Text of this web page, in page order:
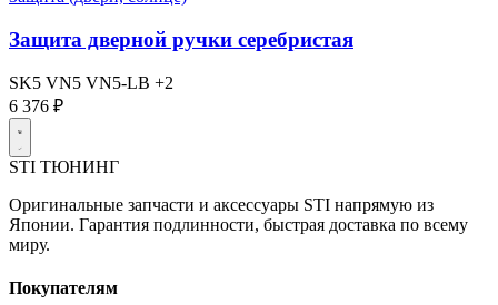
Защита дверной ручки серебристая
SK5 VN5 VN5-LB +2
6 376 ₽
STI ТЮНИНГ
Оригинальные запчасти и аксессуары STI напрямую из
Японии. Гарантия подлинности, быстрая доставка по всему
миру.
Покупателям